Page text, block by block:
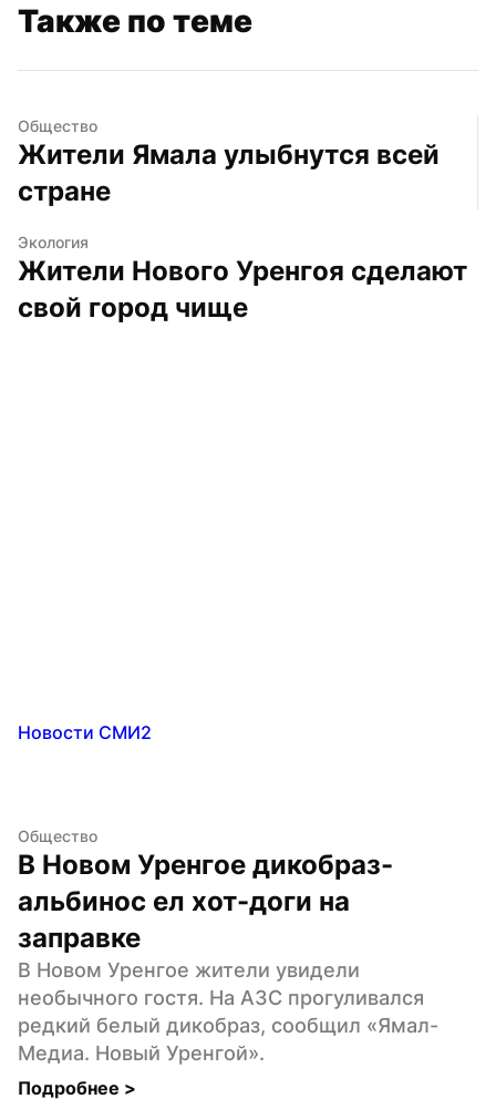
Также по теме
Общество
Жители Ямала улыбнутся всей
стране
Экология
Жители Нового Уренгоя сделают
свой город чище
Новости СМИ2
Общество
В Новом Уренгое дикобраз-
альбинос ел хот-доги на
заправке
В Новом Уренгое жители увидели
необычного гостя. На АЗС прогуливался
редкий белый дикобраз, сообщил «Ямал-
Медиа. Новый Уренгой».
Подробнее >